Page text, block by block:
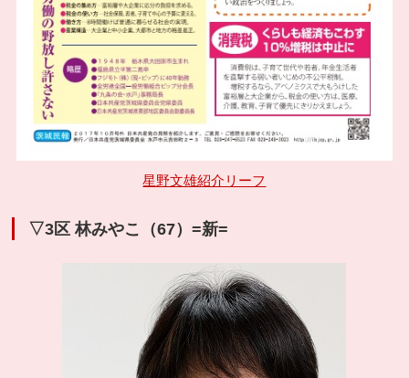
星野文雄紹介リーフ
▽3区 林みやこ（67）=新=